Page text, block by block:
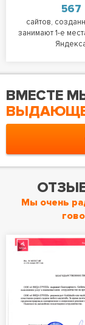
567
сайтов,
занимают 1-е
ВМЕСТЕ
Мы очень